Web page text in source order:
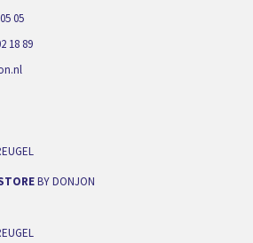
05
18 89
BY DONJON